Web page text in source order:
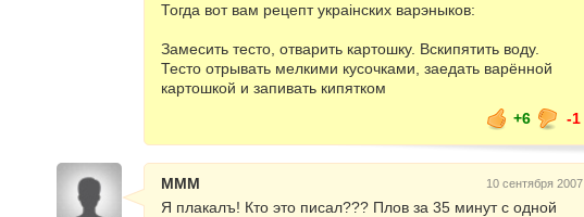
Тогда вот вам рецепт украiнских варэныков:
Замесить тесто, отварить картошку. Вскипятить воду.
Тесто отрывать мелкими кусочками, заедать варённой
картошкой и запивать кипятком
+6
-1
МММ 10 сентября 2007
Я плакалъ! Кто это писал??? Плов за 35 минут с одной